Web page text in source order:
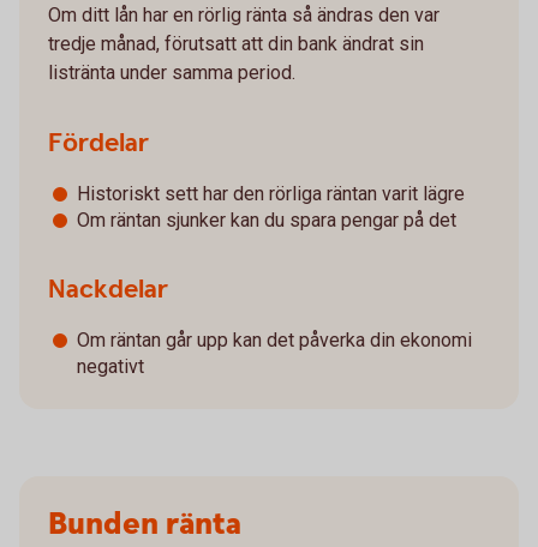
Om ditt lån har en rörlig ränta så ändras den var
tredje månad, förutsatt att din bank ändrat sin
listränta under samma period.
Fördelar
Historiskt sett har den rörliga räntan varit lägre
Om räntan sjunker kan du spara pengar på det
Nackdelar
Om räntan går upp kan det påverka din ekonomi
negativt
Bunden ränta